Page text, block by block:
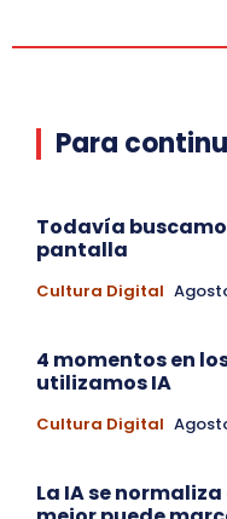
Para
Todavía
pantalla
Cultura Digital
4 momentos en
utilizamos IA
Cultura Digital
La IA se